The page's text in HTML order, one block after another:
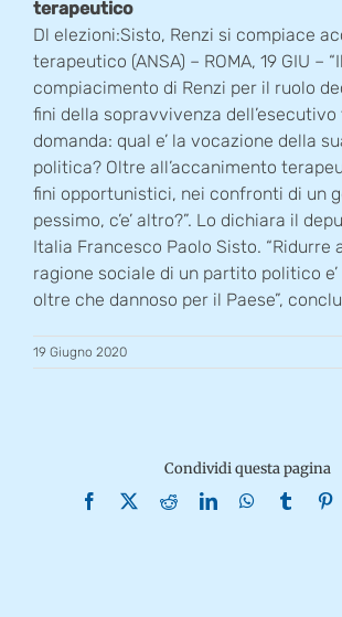
terapeutico
Dl elezioni:Sisto, Renzi si compiace
terapeutico (ANSA) – ROMA, 19 GIU – “Il
compiacimento di Renzi per il ruolo
fini della sopravvivenza
domanda: qual e’ la vocazione della
politica? Oltre all’accanimento
fini opportunistici, nei confronti di un
pessimo, c’e’ altro?”. Lo dichiara il
Italia Francesco Paolo Sisto. “Ridurre
ragione sociale di un partito politico
oltre che dannoso per il Paese”,
19 Giugno 2020
Condividi questa pagina
Facebook
X RedditLinkedInWhatsApp
Tumblr